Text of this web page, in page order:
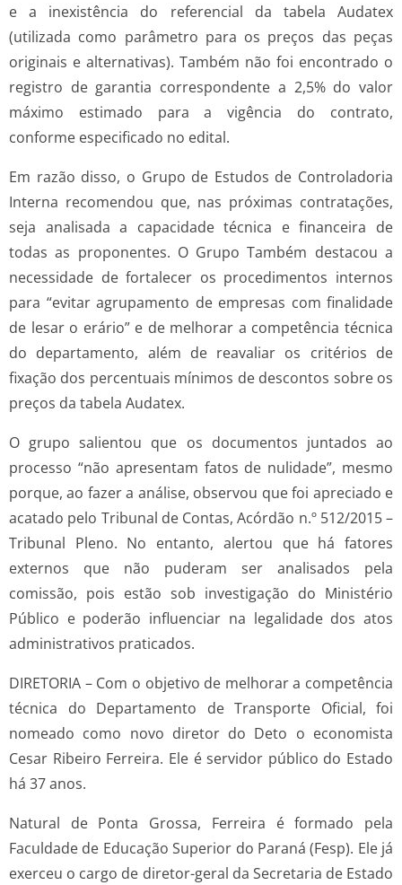
e a inexistência do referencial da tabela Audatex
(utilizada como parâmetro para os preços das peças
originais e alternativas). Também não foi encontrado o
registro de garantia correspondente a 2,5% do valor
máximo estimado para a vigência do contrato,
conforme especificado no edital.
Em razão disso, o Grupo de Estudos de Controladoria
Interna recomendou que, nas próximas contratações,
seja analisada a capacidade técnica e financeira de
todas as proponentes. O Grupo Também destacou a
necessidade de fortalecer os procedimentos internos
para “evitar agrupamento de empresas com finalidade
de lesar o erário” e de melhorar a competência técnica
do departamento, além de reavaliar os critérios de
fixação dos percentuais mínimos de descontos sobre os
preços da tabela Audatex.
O grupo salientou que os documentos juntados ao
processo “não apresentam fatos de nulidade”, mesmo
porque, ao fazer a análise, observou que foi apreciado e
acatado pelo Tribunal de Contas, Acórdão n.º 512/2015 –
Tribunal Pleno. No entanto, alertou que há fatores
externos que não puderam ser analisados pela
comissão, pois estão sob investigação do Ministério
Público e poderão influenciar na legalidade dos atos
administrativos praticados.
DIRETORIA – Com o objetivo de melhorar a competência
técnica do Departamento de Transporte Oficial, foi
nomeado como novo diretor do Deto o economista
Cesar Ribeiro Ferreira. Ele é servidor público do Estado
há 37 anos.
Natural de Ponta Grossa, Ferreira é formado pela
Faculdade de Educação Superior do Paraná (Fesp). Ele já
exerceu o cargo de diretor-geral da Secretaria de Estado